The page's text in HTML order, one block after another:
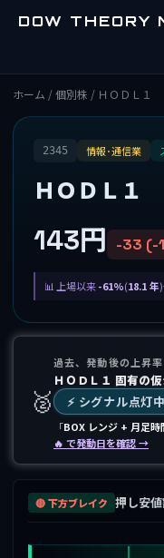
DOW THEORY
ホーム /個別株 / ＨＯＤＬ１
2345 情報･通信業
ＨＯＤＬ１
143円 -33 (-
上場以来-61%(18.1 年
🥈
過去、発動後の上昇率
ＨＯＤＬ１ 固有の
⚡️ シグナル点灯
「BOX レンジ + 月足時
🔥 で発動日を確認 →
🔴 下方ブレイク 押し安